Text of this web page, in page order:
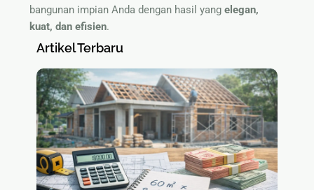
bangunan impian Anda dengan hasil yangelegan,
kuat, dan efisien.
Artikel Terbaru